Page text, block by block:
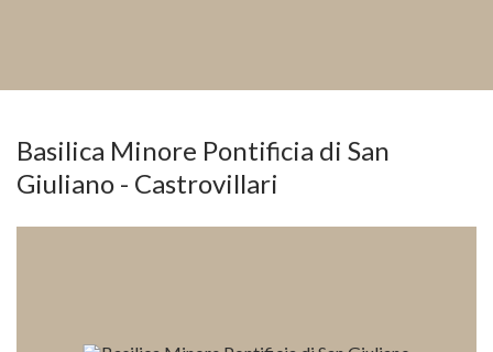
Basilica Minore Pontificia di San
Giuliano - Castrovillari